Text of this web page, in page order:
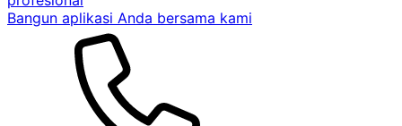
Bangun aplikasi Anda bersama kami